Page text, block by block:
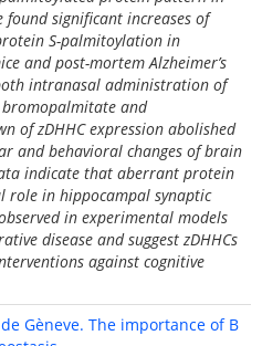
found significant increases of
S-palmitoylation in
and post-mortem Alzheimer’s
intranasal administration of
and
of zDHHC expression abolished
and behavioral changes of brain
indicate that aberrant protein
role in hippocampal synaptic
in experimental models
disease and suggest zDHHCs
against cognitive
Gèneve. The importance of B